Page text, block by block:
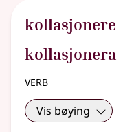
kollasjonere
kollasjonera
verb
Vis bøying